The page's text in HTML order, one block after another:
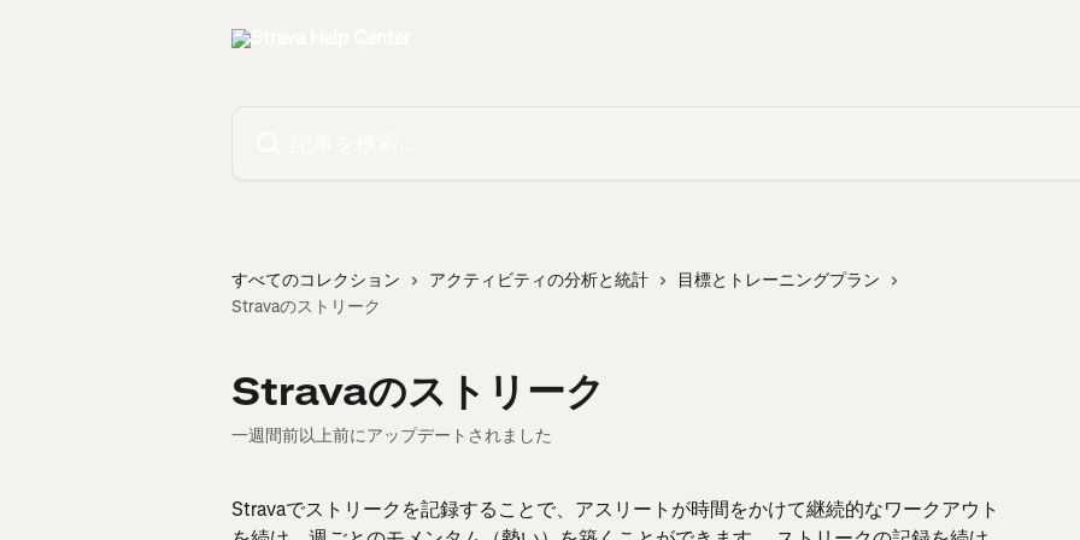
すべてのコレクション アクティビティの分析と統計
目標とトレーニングプラン
Stravaのストリーク
Stravaのストリーク
一週間前以上前にアップデートされました
Stravaでストリークを記録することで、アスリートが時間をかけて継続的なワークアウト